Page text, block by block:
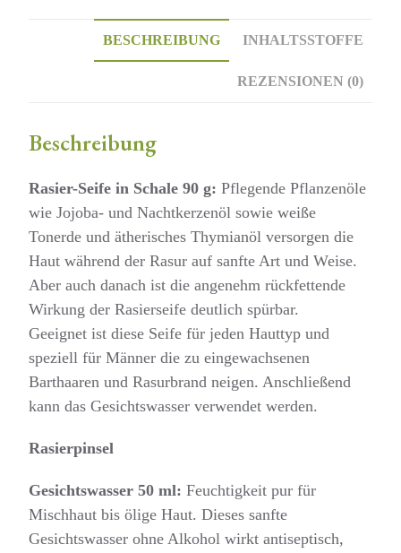
BESCHREIBUNG INHALTSSTOFFE
REZENSIONEN (0)
Beschreibung
Rasier-Seife in Schale 90 g: Pflegende Pflanzenöle
wie Jojoba- und Nachtkerzenöl sowie weiße
Tonerde und ätherisches Thymianöl versorgen die
Haut während der Rasur auf sanfte Art und Weise.
Aber auch danach ist die angenehm rückfettende
Wirkung der Rasierseife deutlich spürbar.
Geeignet ist diese Seife für jeden Hauttyp und
speziell für Männer die zu eingewachsenen
Barthaaren und Rasurbrand neigen. Anschließend
kann das Gesichtswasser verwendet werden.
Rasierpinsel
Gesichtswasser 50 ml:Feuchtigkeit pur für
Mischhaut bis ölige Haut. Dieses sanfte
Gesichtswasser ohne Alkohol wirkt antiseptisch,